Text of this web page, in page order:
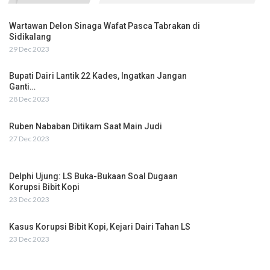
Wartawan Delon Sinaga Wafat Pasca Tabrakan di
Sidikalang
29 Dec 2023
Bupati Dairi Lantik 22 Kades, Ingatkan Jangan
Ganti…
28 Dec 2023
Ruben Nababan Ditikam Saat Main Judi
27 Dec 2023
Delphi Ujung: LS Buka-Bukaan Soal Dugaan
Korupsi Bibit Kopi
23 Dec 2023
Kasus Korupsi Bibit Kopi, Kejari Dairi Tahan LS
23 Dec 2023